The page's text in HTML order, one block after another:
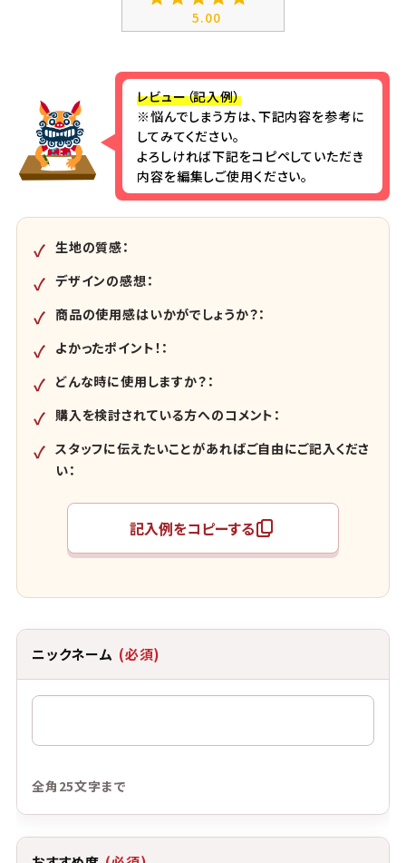
5.00
レビュー（記入例）
※悩んでしまう方は、下記内容を参考に
してみてください。
よろしければ下記をコピペしていただき
内容を編集しご使用ください。
生地の質感：
デザインの感想：
商品の使用感はいかがでしょうか？：
よかったポイント！：
どんな時に使用しますか？：
購入を検討されている方へのコメント：
スタッフに伝えたいことがあればご自由にご記入くださ
い：
記入例をコピーする
ニックネーム (必須)
全角25文字まで